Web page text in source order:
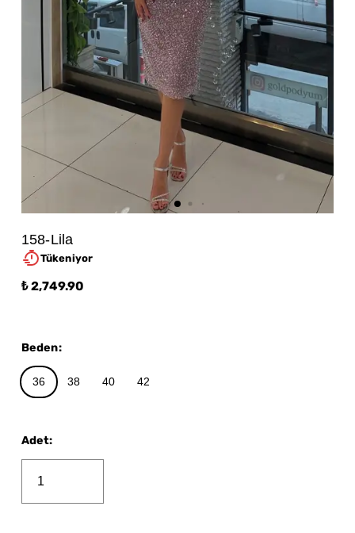
158-Lila
Tükeniyor
₺ 2,749.90
Beden:
36 38 40 42
Adet: